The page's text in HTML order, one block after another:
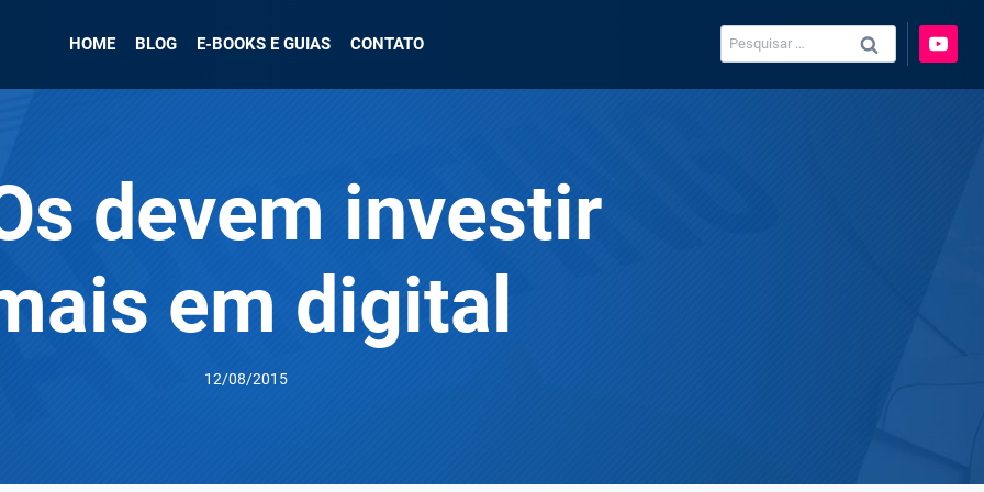
HOME BLOG E-BOOKS E GUIAS CONTATO
Pesquisar
por:
devem investir
em digital
12/08/2015